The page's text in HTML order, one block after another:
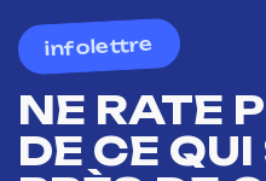
infolettre
NE RATE
DE CE